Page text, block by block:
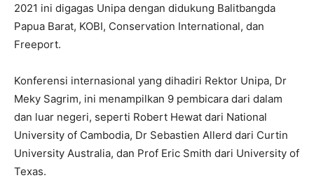
2021 ini digagas Unipa dengan didukung Balitbangda
Papua Barat, KOBI, Conservation International, dan
Freeport.
Konferensi internasional yang dihadiri Rektor Unipa, Dr
Meky Sagrim, ini menampilkan 9 pembicara dari dalam
dan luar negeri, seperti Robert Hewat dari National
University of Cambodia, Dr Sebastien Allerd dari Curtin
University Australia, dan Prof Eric Smith dari University of
Texas.